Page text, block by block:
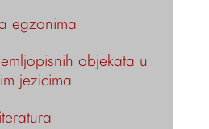
egzonima
objekata u
jezicima